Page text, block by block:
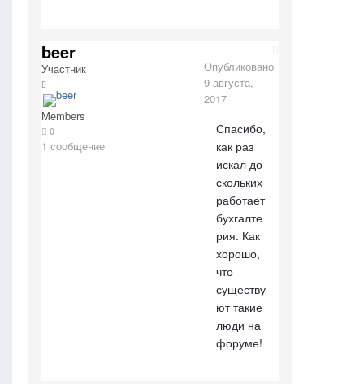
beer
Участник
Members
0
1 сообщение
Опубликовано
9 августа,
2017
Спасибо,
как раз
искал до
скольких
работает
бухгалте
рия. Как
хорошо,
что
существу
ют такие
люди на
форуме!